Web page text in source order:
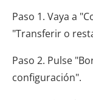
Paso 1. Vaya a
"Transferir o
Paso 2. Pulse
configuración".